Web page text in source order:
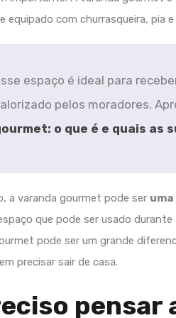
equipado com churrasqueira, pia
espaço é ideal para
pelos moradores.
o que é e quais as
a varanda gourmet pode ser
que pode ser usado
pode ser um grande
precisar sair de casa.
pensar